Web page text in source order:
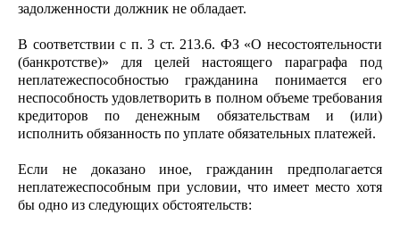
задолженности должник не обладает.
В соответствии с п. 3 ст. 213.6. ФЗ «О несостоятельности
(банкротстве)» для целей настоящего параграфа под
неплатежеспособностью гражданина понимается его
неспособность удовлетворить в полном объеме требования
кредиторов по денежным обязательствам и (или)
исполнить обязанность по уплате обязательных платежей.
Если не доказано иное, гражданин предполагается
неплатежеспособным при условии, что имеет место хотя
бы одно из следующих обстоятельств: